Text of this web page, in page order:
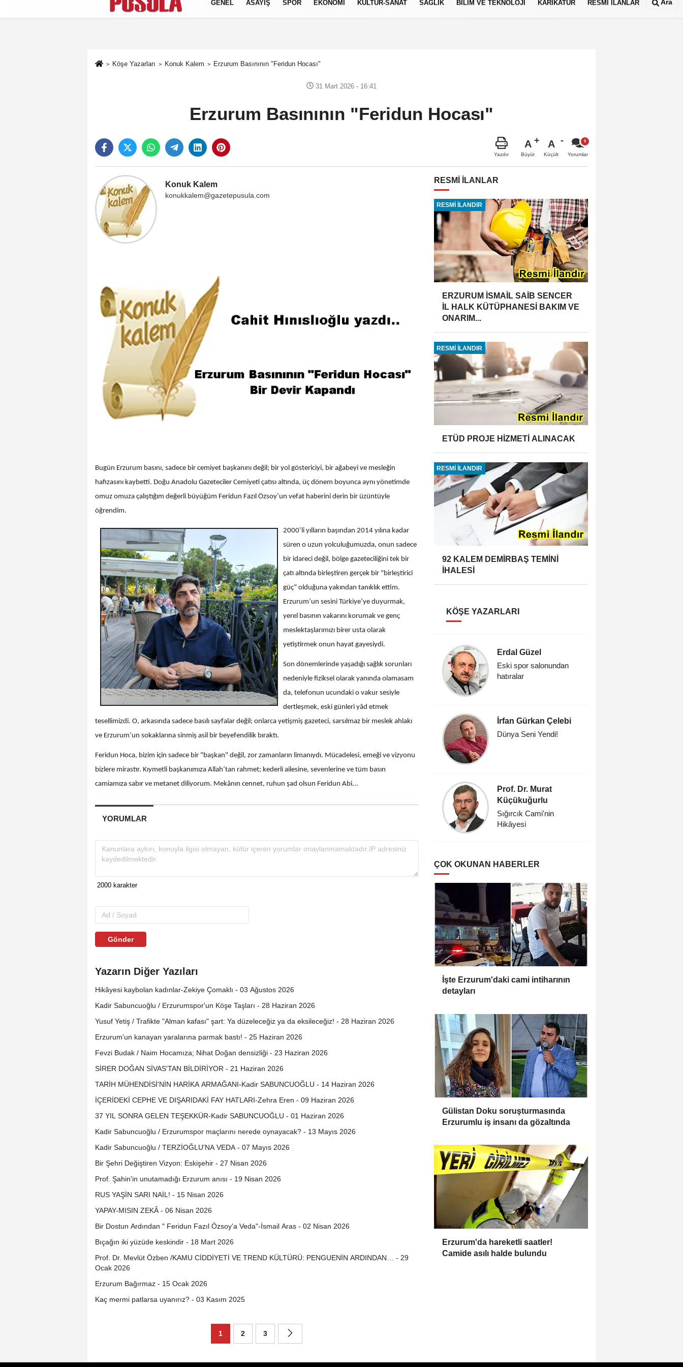
Künye İletişim Gizlilik Politikası
GENEL ASAYİŞ SPOR EKONOMİ KÜLTÜR-SANAT SAĞLIK BİLİM VE TEKNOLOJİ KARİKATÜR RESMİ İLANLAR Ara
Köşe Yazarları Konuk Kalem Erzurum Basınının "Feridun Hocası"
31 Mart 2026 - 16:41
Erzurum Basınının "Feridun Hocası"
Yazdır
A
Büyüt
A
Küçült Yorumlar
Konuk Kalem
konukkalem@gazetepusula.com
Bugün Erzurum basını, sadece bir cemiyet başkanını değil; bir yol göstericiyi, bir ağabeyi ve mesleğin
hafızasını kaybetti. Doğu Anadolu Gazeteciler Cemiyeti çatısı altında, üç dönem boyunca aynı yönetimde
omuz omuza çalıştığım değerli büyüğüm Feridun Fazıl Özsoy’un vefat haberini derin bir üzüntüyle
öğrendim.
2000’li yılların başından 2014 yılına kadar
süren o uzun yolculuğumuzda, onun sadece
bir idareci değil, bölge gazeteciliğini tek bir
çatı altında birleştiren gerçek bir "birleştirici
güç" olduğuna yakından tanıklık ettim.
Erzurum’un sesini Türkiye’ye duyurmak,
yerel basının vakarını korumak ve genç
meslektaşlarımızı birer usta olarak
yetiştirmek onun hayat gayesiydi.
Son dönemlerinde yaşadığı sağlık sorunları
nedeniyle fiziksel olarak yanında olamasam
da, telefonun ucundaki o vakur sesiyle
dertleşmek, eski günleri yâd etmek
tesellimizdi. O, arkasında sadece basılı sayfalar değil; onlarca yetişmiş gazeteci, sarsılmaz bir meslek ahlakı
ve Erzurum’un sokaklarına sinmiş asil bir beyefendilik bıraktı.
Feridun Hoca, bizim için sadece bir "başkan" değil, zor zamanların limanıydı. Mücadelesi, emeği ve vizyonu
bizlere mirastır. Kıymetli başkanımıza Allah’tan rahmet; kederli ailesine, sevenlerine ve tüm basın
camiamıza sabır ve metanet diliyorum. Mekânın cennet, ruhun şad olsun Feridun Abi...
YORUMLAR
Gönder
Yazarın Diğer Yazıları
Hikâyesi kaybolan kadınlar-Zekiye Çomaklı - 03 Ağustos 2026
Kadir Sabuncuoğlu / Erzurumspor'un Köşe Taşları - 28 Haziran 2026
Yusuf Yetiş / Trafikte "Alman kafası" şart: Ya düzeleceğiz ya da eksileceğiz! - 28 Haziran 2026
Erzurum'un kanayan yaralarına parmak bastı! - 25 Haziran 2026
Fevzi Budak / Naim Hocamıza; Nihat Doğan densizliği - 23 Haziran 2026
SİRER DOĞAN SİVAS'TAN BİLDİRİYOR - 21 Haziran 2026
TARİH MÜHENDİSİ'NİN HARİKA ARMAĞANI-Kadir SABUNCUOĞLU - 14 Haziran 2026
İÇERİDEKİ CEPHE VE DIŞARIDAKİ FAY HATLARI-Zehra Eren - 09 Haziran 2026
37 YIL SONRA GELEN TEŞEKKÜR-Kadir SABUNCUOĞLU - 01 Haziran 2026
Kadir Sabuncuoğlu / Erzurumspor maçlarını nerede oynayacak? - 13 Mayıs 2026
Kadir Sabuncuoğlu / TERZİOĞLU'NA VEDA - 07 Mayıs 2026
Bir Şehri Değiştiren Vizyon: Eskişehir - 27 Nisan 2026
Prof. Şahin'in unutamadığı Erzurum anısı - 19 Nisan 2026
RUS YAŞİN SARI NAİL! - 15 Nisan 2026
YAPAY-MISIN ZEKÂ - 06 Nisan 2026
Bir Dostun Ardından " Feridun Fazıl Özsoy'a Veda"-İsmail Aras - 02 Nisan 2026
Bıçağın iki yüzüde keskindir - 18 Mart 2026
Prof. Dr. Mevlüt Özben /KAMU CİDDİYETİ VE TREND KÜLTÜRÜ: PENGUENİN ARDINDAN… - 29
Ocak 2026
Erzurum Bağırmaz - 15 Ocak 2026
Kaç mermi patlarsa uyanırız? - 03 Kasım 2025
1 2 3
RESMİ İLANLAR
RESMİ İLANDIR
ERZURUM İSMAİL SAİB SENCER
İL HALK KÜTÜPHANESİ BAKIM VE
ONARIM...
RESMİ İLANDIR
ETÜD PROJE HİZMETİ ALINACAK
RESMİ İLANDIR
92 KALEM DEMİRBAŞ TEMİNİ
İHALESİ
KÖŞE YAZARLARI
AHMET FAZIL PAŞA
Erdal Güzel
Eski spor salonundan
hatıralar
İrfan Gürkan Çelebi
Dünya Seni Yendi!
Prof. Dr. Murat
Küçükuğurlu
Sığırcık Cami'nin
Hikâyesi
ÇOK OKUNAN HABERLER
İşte Erzurum'daki cami intiharının
detayları
Gülistan Doku soruşturmasında
Erzurumlu iş insanı da gözaltında
Erzurum'da hareketli saatler!
Camide asılı halde bulundu